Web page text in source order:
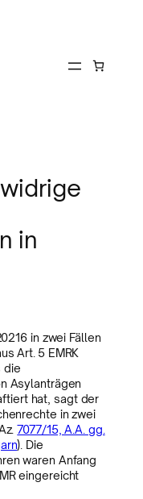
in
in zwei Fällen
Art. 5 EMRK
die
Asylanträgen
hat, sagt der
in zwei
7077/15, A.A. gg.
). Die
waren Anfang
eingereicht